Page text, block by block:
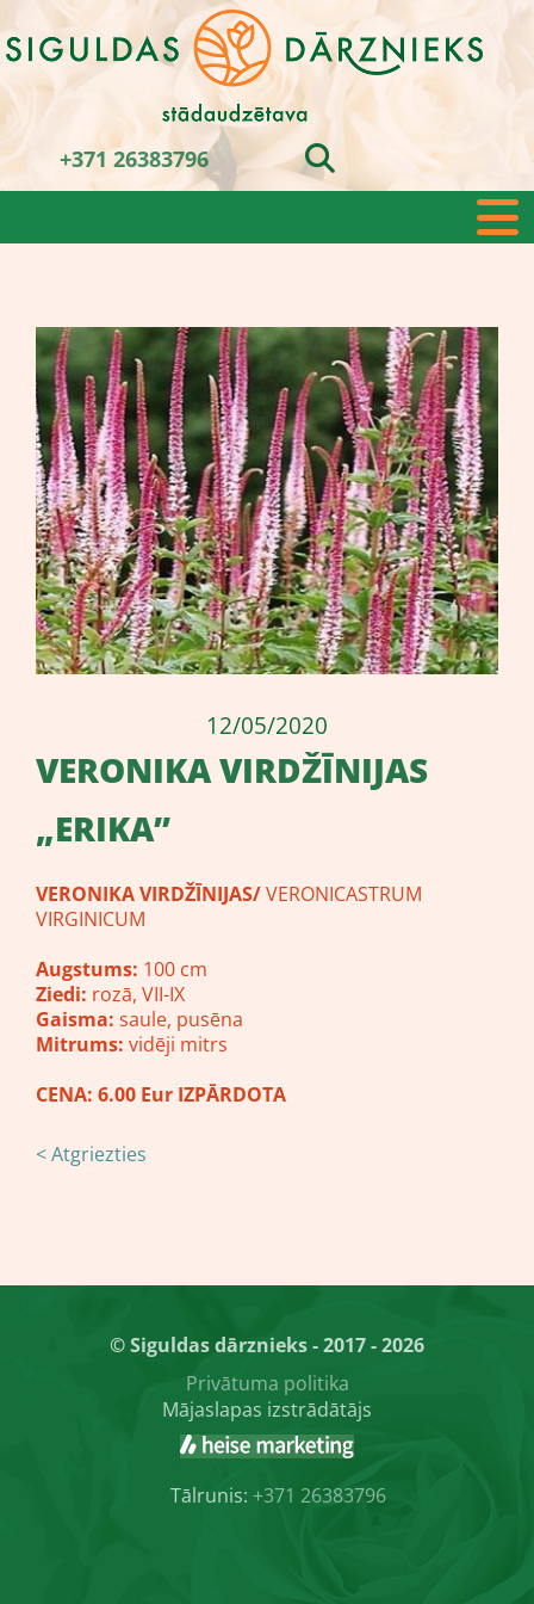
+371 26383796
12/05/2020
​VERONIKA VIRDŽĪNIJAS
„ERIKA”
VERONIKA VIRDŽĪNIJAS/VERONICASTRUM
VIRGINICUM
Augstums: 100 cm
Ziedi: rozā, VII-IX
Gaisma: saule, pusēna
Mitrums: vidēji mitrs
CENA: 6.00 Eur IZPĀRDOTA
< Atgriezties
© Siguldas dārznieks - 2017 - 2026
Privātuma politika
Mājaslapas izstrādātājs
Tālrunis: +371 26383796